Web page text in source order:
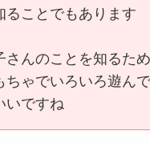
ることでもあります
さんのことを知るた
ちゃでいろいろ遊ん
いですね